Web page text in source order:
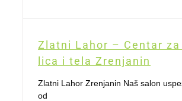
Zlatni Lahor – Centar za
lica i tela Zrenjanin
Zlatni Lahor Zrenjanin Naš salon
od